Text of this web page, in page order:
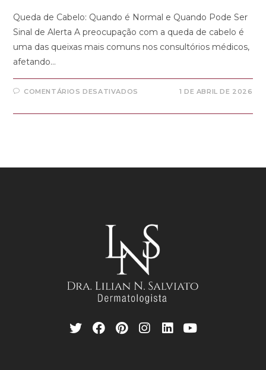
Queda de Cabelo: Quando é Normal e Quando Pode Ser
Sinal de Alerta A preocupação com a queda de cabelo é
uma das queixas mais comuns nos consultórios médicos,
afetando…
COMENTÁRIOS DESATIVADOS 1 DE ABRIL DE 2026